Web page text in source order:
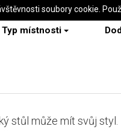
Typ místnosti
stůl může mít svůj styl.
soubory cookie.